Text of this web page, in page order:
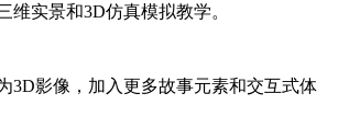
维实景和3D仿真模拟教学。
3D影像，加入更多故事元素和交互式体